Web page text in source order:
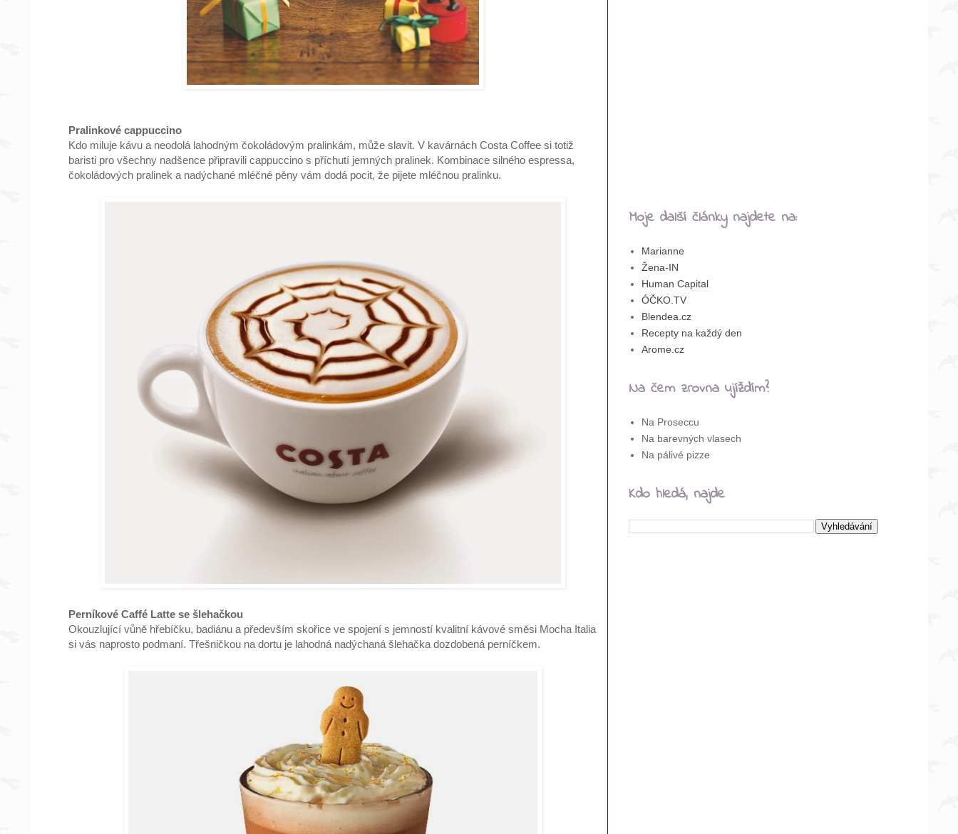
Pralinkové cappuccino
Kdo miluje kávu a neodolá lahodným čokoládovým pralinkám, může slavit. V kavárnách Costa Coffee si totiž
baristi pro všechny nadšence připravili cappuccino s příchutí jemných pralinek. Kombinace silného espressa,
čokoládových pralinek a nadýchané mléčné pěny vám dodá pocit, že pijete mléčnou pralinku.
Perníkové Caffé Latte se šlehačkou
Okouzlující vůně hřebíčku, badiánu a především skořice ve spojení s jemností kvalitní kávové směsi Mocha Italia
si vás naprosto podmaní. Třešničkou na dortu je lahodná nadýchaná šlehačka dozdobená perníčkem.
Moje další články najdete na:
Marianne
Žena-IN
Human Capital
ÓČKO.TV
Blendea.cz
Recepty na každý den
Arome.cz
Na čem zrovna ujíždím?
Na Proseccu
Na barevných vlasech
Na pálivé pizze
Kdo hledá, najde